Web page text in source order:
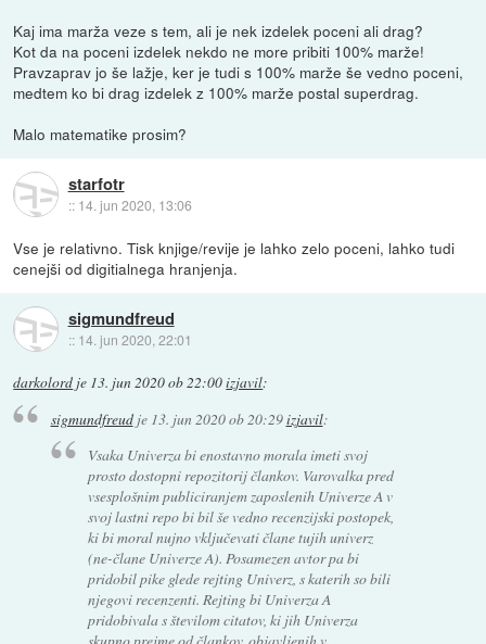
Kaj ima marža veze s tem, ali je nek izdelek poceni ali drag?
Kot da na poceni izdelek nekdo ne more pribiti 100% marže!
Pravzaprav jo še lažje, ker je tudi s 100% marže še vedno poceni,
medtem ko bi drag izdelek z 100% marže postal superdrag.
Malo matematike prosim?
starfotr
:: 14. jun 2020, 13:06
Vse je relativno. Tisk knjige/revije je lahko zelo poceni, lahko tudi
cenejši od digitialnega hranjenja.
sigmundfreud
:: 14. jun 2020, 22:01
darkolord je 13. jun 2020 ob 22:00izjavil:
sigmundfreudje 13. jun 2020 ob 20:29izjavil:
Vsaka Univerza bi enostavno morala imeti svoj
prosto dostopni repozitorij člankov. Varovalka pred
vsesplošnim publiciranjem zaposlenih Univerze A v
svoj lastni repo bi bil še vedno recenzijski postopek,
ki bi moral nujno vključevati člane tujih univerz
(ne-člane Univerze A). Posamezen avtor pa bi
pridobil pike glede rejting Univerz, s katerih so bili
njegovi recenzenti. Rejting bi Univerza A
pridobivala s številom citatov, ki jih Univerza
skupno prejme od člankov, objavljenih v